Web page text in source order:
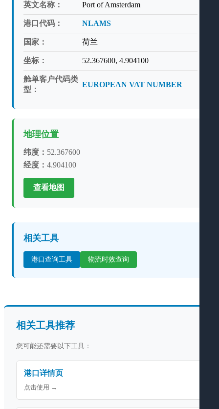
英文名称： Port of Amsterdam
港口代码： NLAMS
国家： 荷兰
坐标： 52.367600, 4.904100
舱单客户代码类
型：
EUROPEAN VAT NUMBER
地理位置
纬度： 52.367600
经度： 4.904100
查看地图
相关工具
港口查询工具 物流时效查询
相关工具推荐
您可能还需要以下工具：
港口详情页
点击使用 →